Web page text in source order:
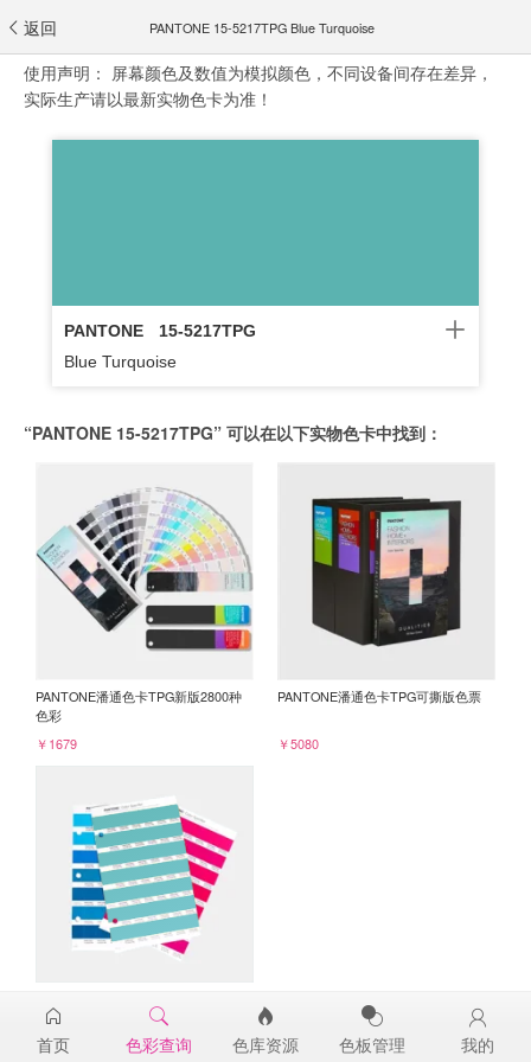
返回 PANTONE 15-5217TPG Blue Turquoise
使用声明： 屏幕颜色及数值为模拟颜色，不同设备间存在差异，
实际生产请以最新实物色卡为准！
PANTONE
15-5217TPG
Blue Turquoise
“PANTONE 15-5217TPG” 可以在以下实物色卡中找到：
PANTONE潘通色卡TPG新版2800种
色彩
￥1679
PANTONE潘通色卡TPG可撕版色票
￥5080
15-5217TPG
￥98
首页 色彩查询 色库资源 色板管理 我的